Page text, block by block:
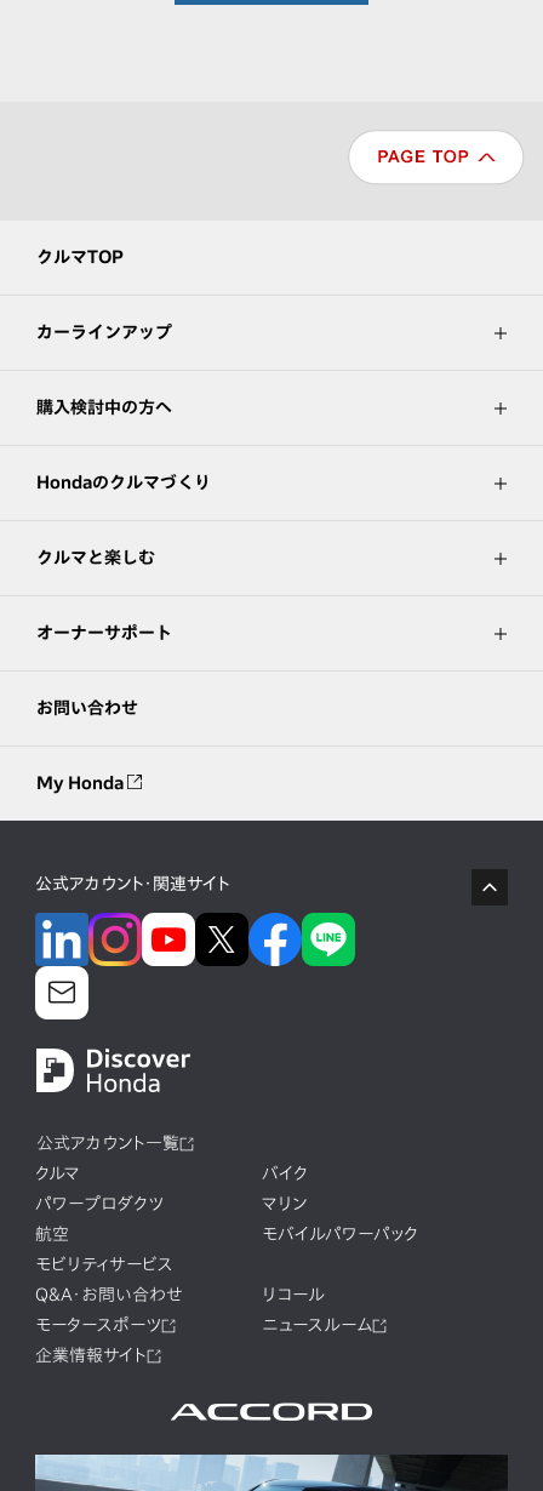
クルマTOP
カーラインアップ
購入検討中の方へ
Hondaのクルマづくり
クルマと楽しむ
オーナーサポート
お問い合わせ
My Honda
公式アカウント・関連サイト
公式アカウント一覧
クルマ
バイク
パワープロダクツ
マリン
航空
モバイルパワーパック
モビリティサービス
Q&A・お問い合わせ
リコール
モータースポーツ
ニュースルーム
企業情報サイト